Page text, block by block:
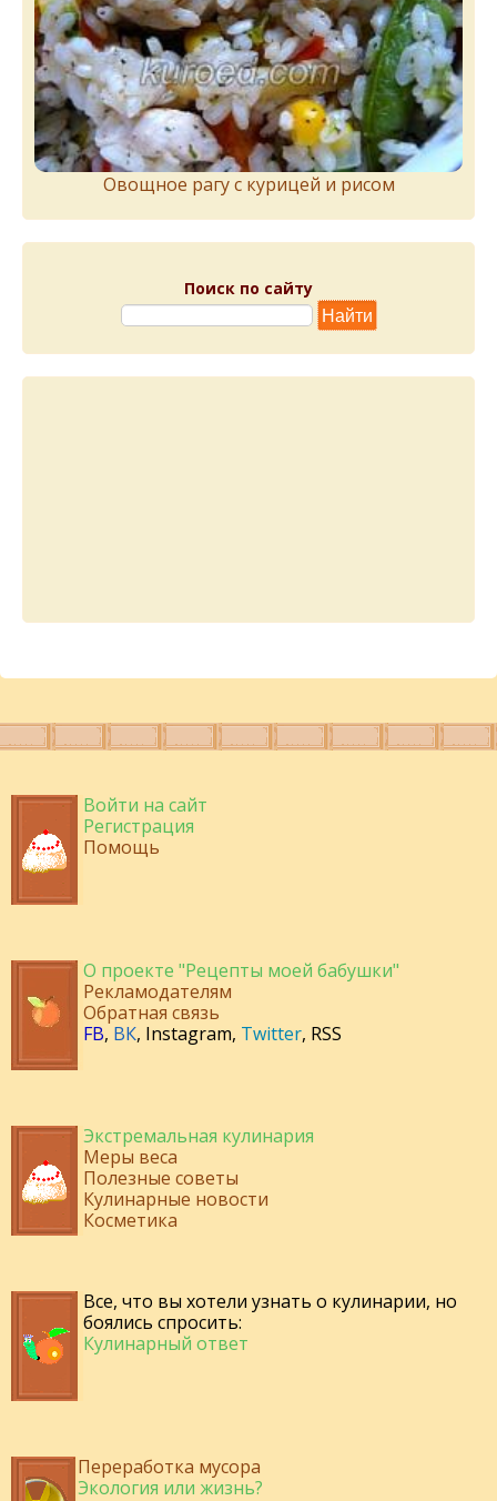
Овощное рагу с курицей и рисом
Поиск по сайту
Войти на сайт
Регистрация
Помощь
О проекте "Рецепты моей бабушки"
Рекламодателям
Обратная связь
FB, ВК, Instagram, Twitter, RSS
Экстремальная кулинария
Меры веса
Полезные советы
Кулинарные новости
Косметика
Все, что вы хотели узнать о кулинарии, но
боялись спросить:
Кулинарный ответ
Переработка мусора
Экология или жизнь?